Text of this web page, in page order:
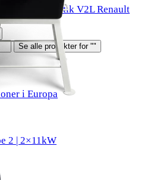
2 16 A EU-stik V2L Renault
Se alle produkter for ""
i Europa
2 | 2×11kW